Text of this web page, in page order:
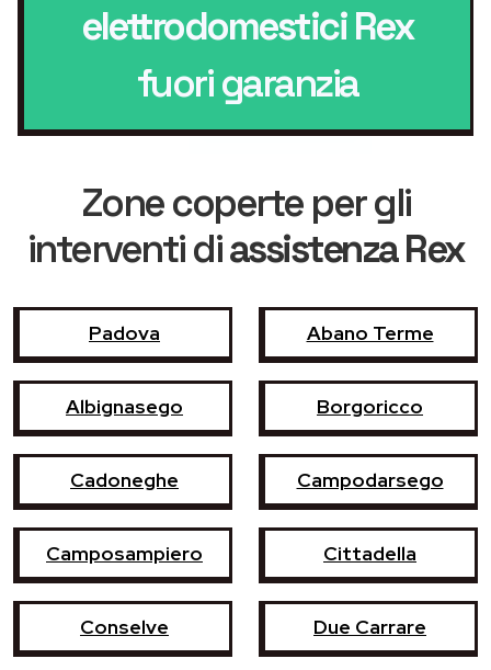
elettrodomestici Rex
fuori garanzia
Zone coperte per gli
interventi diassistenza Rex
Padova Abano Terme
Albignasego Borgoricco
Cadoneghe Campodarsego
Camposampiero Cittadella
Conselve Due Carrare